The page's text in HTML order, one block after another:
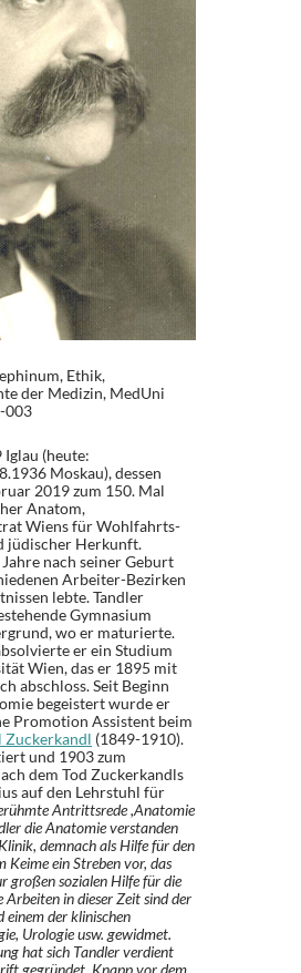
Ethik,
der Medizin, MedUni
003
Iglau (heute:
Moskau), dessen
2019 zum 150. Mal
Anatom,
Wiens für Wohlfahrts-
jüdischer Herkunft.
nach seiner Geburt
Arbeiter-Bezirken
lebte. Tandler
Gymnasium
wo er maturierte.
er ein Studium
Wien, das er 1895 mit
abschloss. Seit Beginn
begeistert wurde er
Promotion Assistent beim
Zuckerkandl (1849-1910).
und 1903 zum
dem Tod Zuckerkandls
auf den Lehrstuhl für
Antrittsrede ,Anatomie
die Anatomie verstanden
demnach als Hilfe für den
Keime ein Streben vor, das
großen sozialen Hilfe für die
in dieser Zeit sind der
der klinischen
Urologie usw. gewidmet.
hat sich Tandler verdient
gegründet. Knapp vor dem